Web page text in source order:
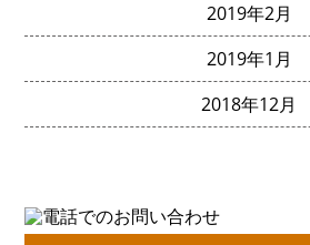
2019年2月
2019年1月
2018年12月